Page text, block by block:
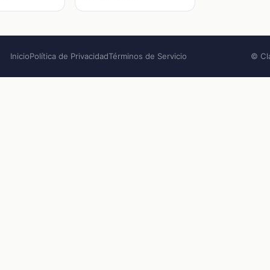
InicioPolítica de PrivacidadTérminos de Servicio ©